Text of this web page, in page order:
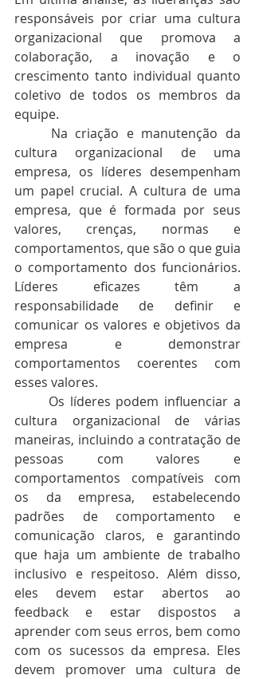
responsáveis por criar uma cultura
organizacional que promova a
colaboração, a inovação e o
crescimento tanto individual quanto
coletivo de todos os membros da
equipe.
cultura organizacional de uma
empresa, os líderes desempenham
um papel crucial. A cultura de uma
empresa, que é formada por seus
valores, crenças, normas e
comportamentos, que são o que guia
o comportamento dos funcionários.
Líderes eficazes têm a
responsabilidade de definir e
comunicar os valores e objetivos da
empresa e demonstrar
comportamentos coerentes com
esses valores.
cultura organizacional de várias
maneiras, incluindo a contratação de
pessoas com valores e
comportamentos compatíveis com
os da empresa, estabelecendo
padrões de comportamento e
comunicação claros, e garantindo
que haja um ambiente de trabalho
inclusivo e respeitoso. Além disso,
eles devem estar abertos ao
feedback e estar dispostos a
aprender com seus erros, bem como
com os sucessos da empresa. Eles
devem promover uma cultura de